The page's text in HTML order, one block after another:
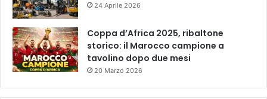
24 Aprile 2026
Coppa d’Africa 2025, ribaltone
storico: il Marocco campione a
tavolino dopo due mesi
20 Marzo 2026